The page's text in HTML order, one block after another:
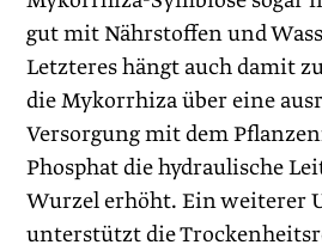
gut mit Nährstoffen und
Letzteres hängt auch damit
die Mykorrhiza über eine
Versorgung mit dem
Phosphat die hydraulische
Wurzel erhöht. Ein weiterer
unterstützt die